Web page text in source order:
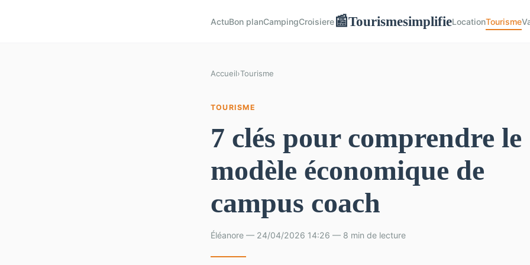
ActuBon planCampingCroisiere📰TourismesimplifieLocationTourisme
Accueil›Tourisme
TOURISME
7 clés pour comprendre le
modèle économique de
campus coach
Éléanore — 24/04/2026 14:26 — 8 min de lecture